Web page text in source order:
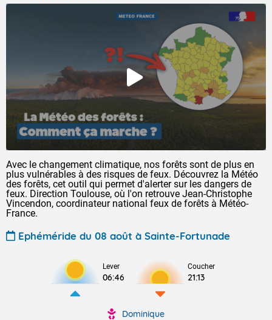
Avec le changement climatique, nos forêts sont de plus en
plus vulnérables à des risques de feux. Découvrez la Météo
des forêts, cet outil qui permet d'alerter sur les dangers de
feux. Direction Toulouse, où l'on retrouve Jean-Christophe
Vincendon, coordinateur national feux de forêts à Météo-
France.
Ephéméride du 08 août à Sainte-Fortunade
Lever
06:46
Coucher
21:13
Dominique